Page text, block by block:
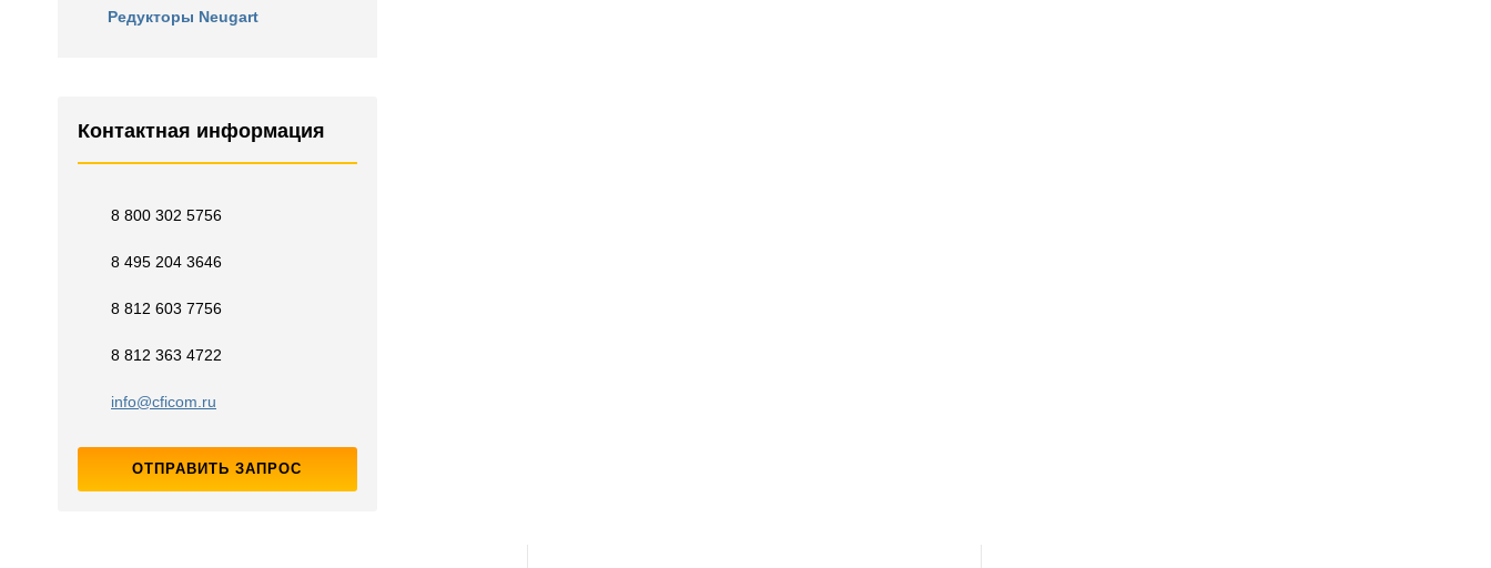
Редукторы Neugart
Контактная информация
8 800 302 5756
8 495 204 3646
8 812 603 7756
8 812 363 4722
info@cficom.ru
ОТПРАВИТЬ ЗАПРОС